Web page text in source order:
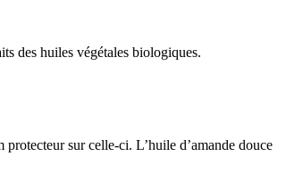
des huiles végétales biologiques.
sur celle-ci. L’huile d’amande douce